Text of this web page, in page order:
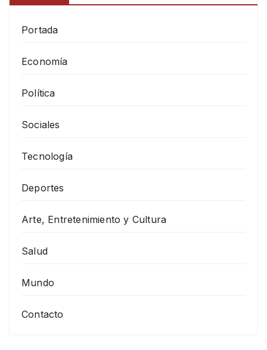
Portada
Economía
Política
Sociales
Tecnología
Deportes
Arte, Entretenimiento y Cultura
Salud
Mundo
Contacto